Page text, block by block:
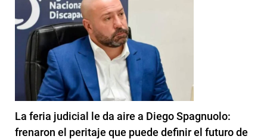
La feria judicial le da aire a Diego Spagnuolo:
frenaron el peritaje que puede definir el futuro de